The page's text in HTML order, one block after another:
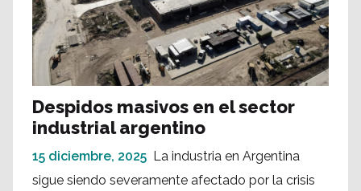
Despidos masivos en el sector
industrial argentino
15 diciembre, 2025 La industria en Argentina
sigue siendo severamente afectado por la crisis